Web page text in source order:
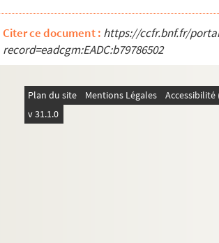
Citer ce document : https://ccfr.bnf.fr/
record=eadcgm:EADC:b79786502
Plan du site Mentions Légales
v 31.1.0